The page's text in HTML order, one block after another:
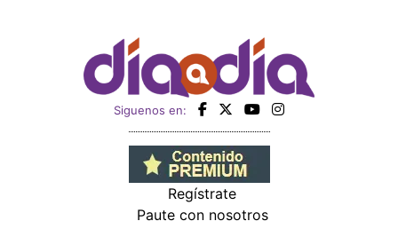
Siguenos en:
Regístrate
Paute con nosotros